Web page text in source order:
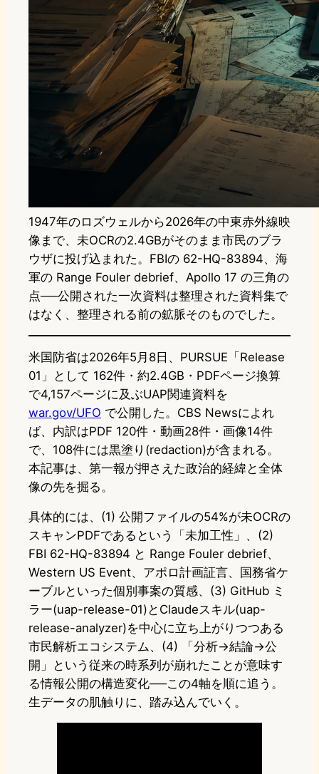
1947年のロズウェルから2026年の中東赤外線映
像まで、未OCRの2.4GBがそのまま市民のブラ
ウザに投げ込まれた。FBIの 62-HQ-83894、海
軍の Range Fouler debrief、Apollo 17 の三角の
点──公開された一次資料は整理された資料集で
はなく、整理される前の鉱脈そのものでした。
米国防省は2026年5月8日、PURSUE「Release
01」として 162件・約2.4GB・PDFページ換算
で4,157ページに及ぶUAP関連資料を
war.gov/UFO で公開した。CBS Newsによれ
ば、内訳はPDF 120件・動画28件・画像14件
で、108件には黒塗り(redaction)が含まれる。
本記事は、第一報が押さえた政治的経緯と全体
像の先を掘る。
具体的には、(1) 公開ファイルの54%が未OCRの
スキャンPDFであるという「未加工性」、(2)
FBI 62-HQ-83894 と Range Fouler debrief、
Western US Event、アポロ計画証言、国務省ケ
ーブルといった個別事案の質感、(3) GitHub ミ
ラー(uap-release-01)とClaudeスキル(uap-
release-analyzer)を中心に立ち上がりつつある
市民解析エコシステム、(4) 「分析→結論→公
開」という従来の時系列が崩れたことが意味す
る情報公開の構造変化──この4軸を順に追う。
生データの肌触りに、踏み込んでいく。